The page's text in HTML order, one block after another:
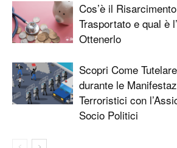
Cos’è il
Trasportato e qual è
Ottenerlo
Scopri Come
durante le
Terroristici con
Socio Politici